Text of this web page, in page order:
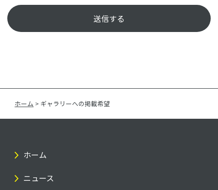
ホーム > ギャラリーへの掲載希望
ホーム
ニュース